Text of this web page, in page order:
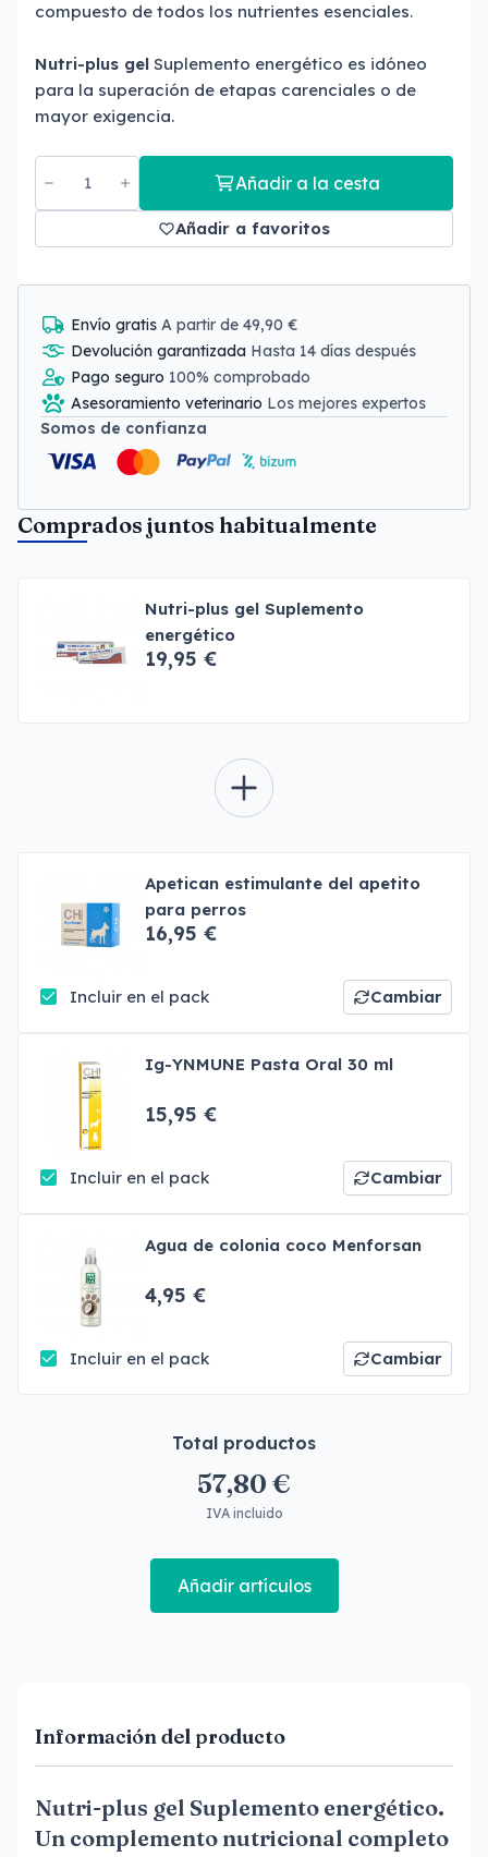
compuesto de todos los nutrientes esenciales.
Nutri-plus gel Suplemento energético es idóneo
para la superación de etapas carenciales o de
mayor exigencia.
Añadir a la cesta
Añadir a favoritos
Envío gratis A partir de 49,90 €
Devolución garantizada Hasta 14 días después
Pago seguro 100% comprobado
Asesoramiento veterinario Los mejores expertos
Somos de confianza
Comprados juntos habitualmente
Nutri-plus gel Suplemento
energético
19,95 €
Apetican estimulante del apetito
para perros
16,95 €
Incluir en el pack Cambiar
Ig-YNMUNE Pasta Oral 30 ml
15,95 €
Incluir en el pack Cambiar
Agua de colonia coco Menforsan
4,95 €
Incluir en el pack Cambiar
Total productos
57,80 €
IVA incluido
Añadir artículos
Información del producto
Nutri-plus gel Suplemento energético.
Un complemento nutricional completo